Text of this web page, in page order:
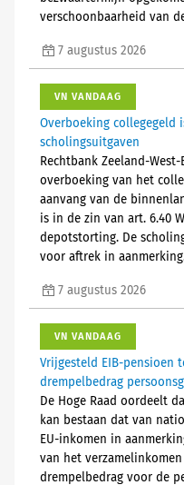
verschoonbaarheid van
7 augustus 2026
VN VANDAAG
Overboeking collegegeld
scholingsuitgaven
Rechtbank Zeeland-
overboeking van het
aanvang van de
is in de zin van art. 6.40
depotstorting. De
voor aftrek in
7 augustus 2026
VN VANDAAG
Vrijgesteld EIB-pensioen
drempelbedrag
De Hoge Raad oordeelt
kan bestaan dat van
EU-inkomen in
van het
drempelbedrag voor de